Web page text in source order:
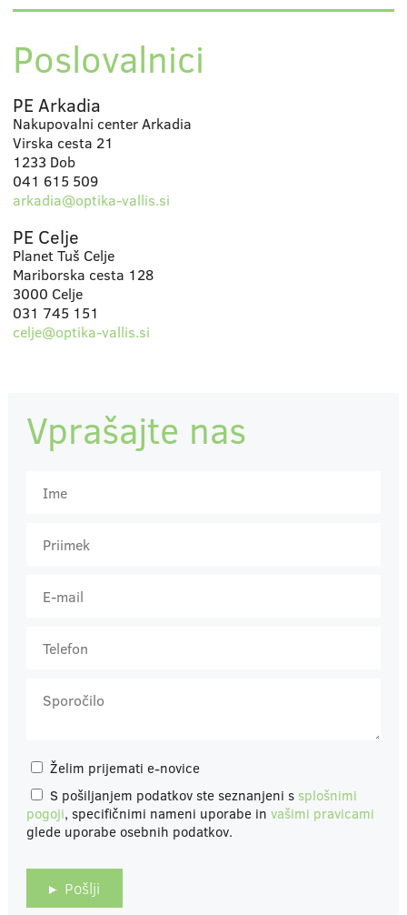
Poslovalnici
PE Arkadia
Nakupovalni center Arkadia
Virska cesta 21
1233 Dob
041 615 509
arkadia@optika-vallis.si
PE Celje
Planet Tuš Celje
Mariborska cesta 128
3000 Celje
031 745 151
celje@optika-vallis.si
Vprašajte nas
Želim prijemati e-novice
S pošiljanjem podatkov ste seznanjeni s splošnimi
pogoji, specifičnimi nameni uporabe in vašimi pravicami
glede uporabe osebnih podatkov.
Pošlji